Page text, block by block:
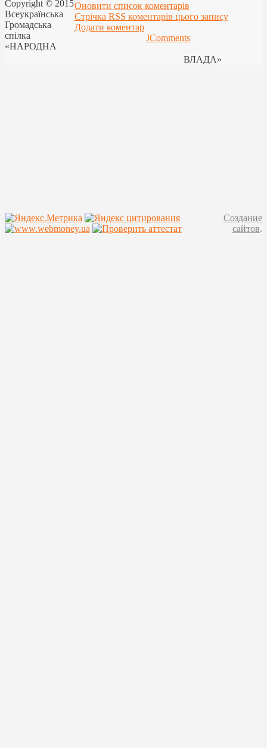
Оновити список коментарів
Стрічка RSS коментарів цього запису
Додати коментар
JComments
Copyright © 2015
Всеукраїнська
Громадська
спілка
«НАРОДНА
ВЛАДА»
Создание
сайтов.